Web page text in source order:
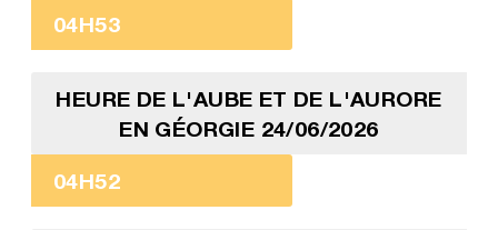
04H53
HEURE DE L'AUBE ET DE L'AURORE
EN GÉORGIE 24/06/2026
04H52